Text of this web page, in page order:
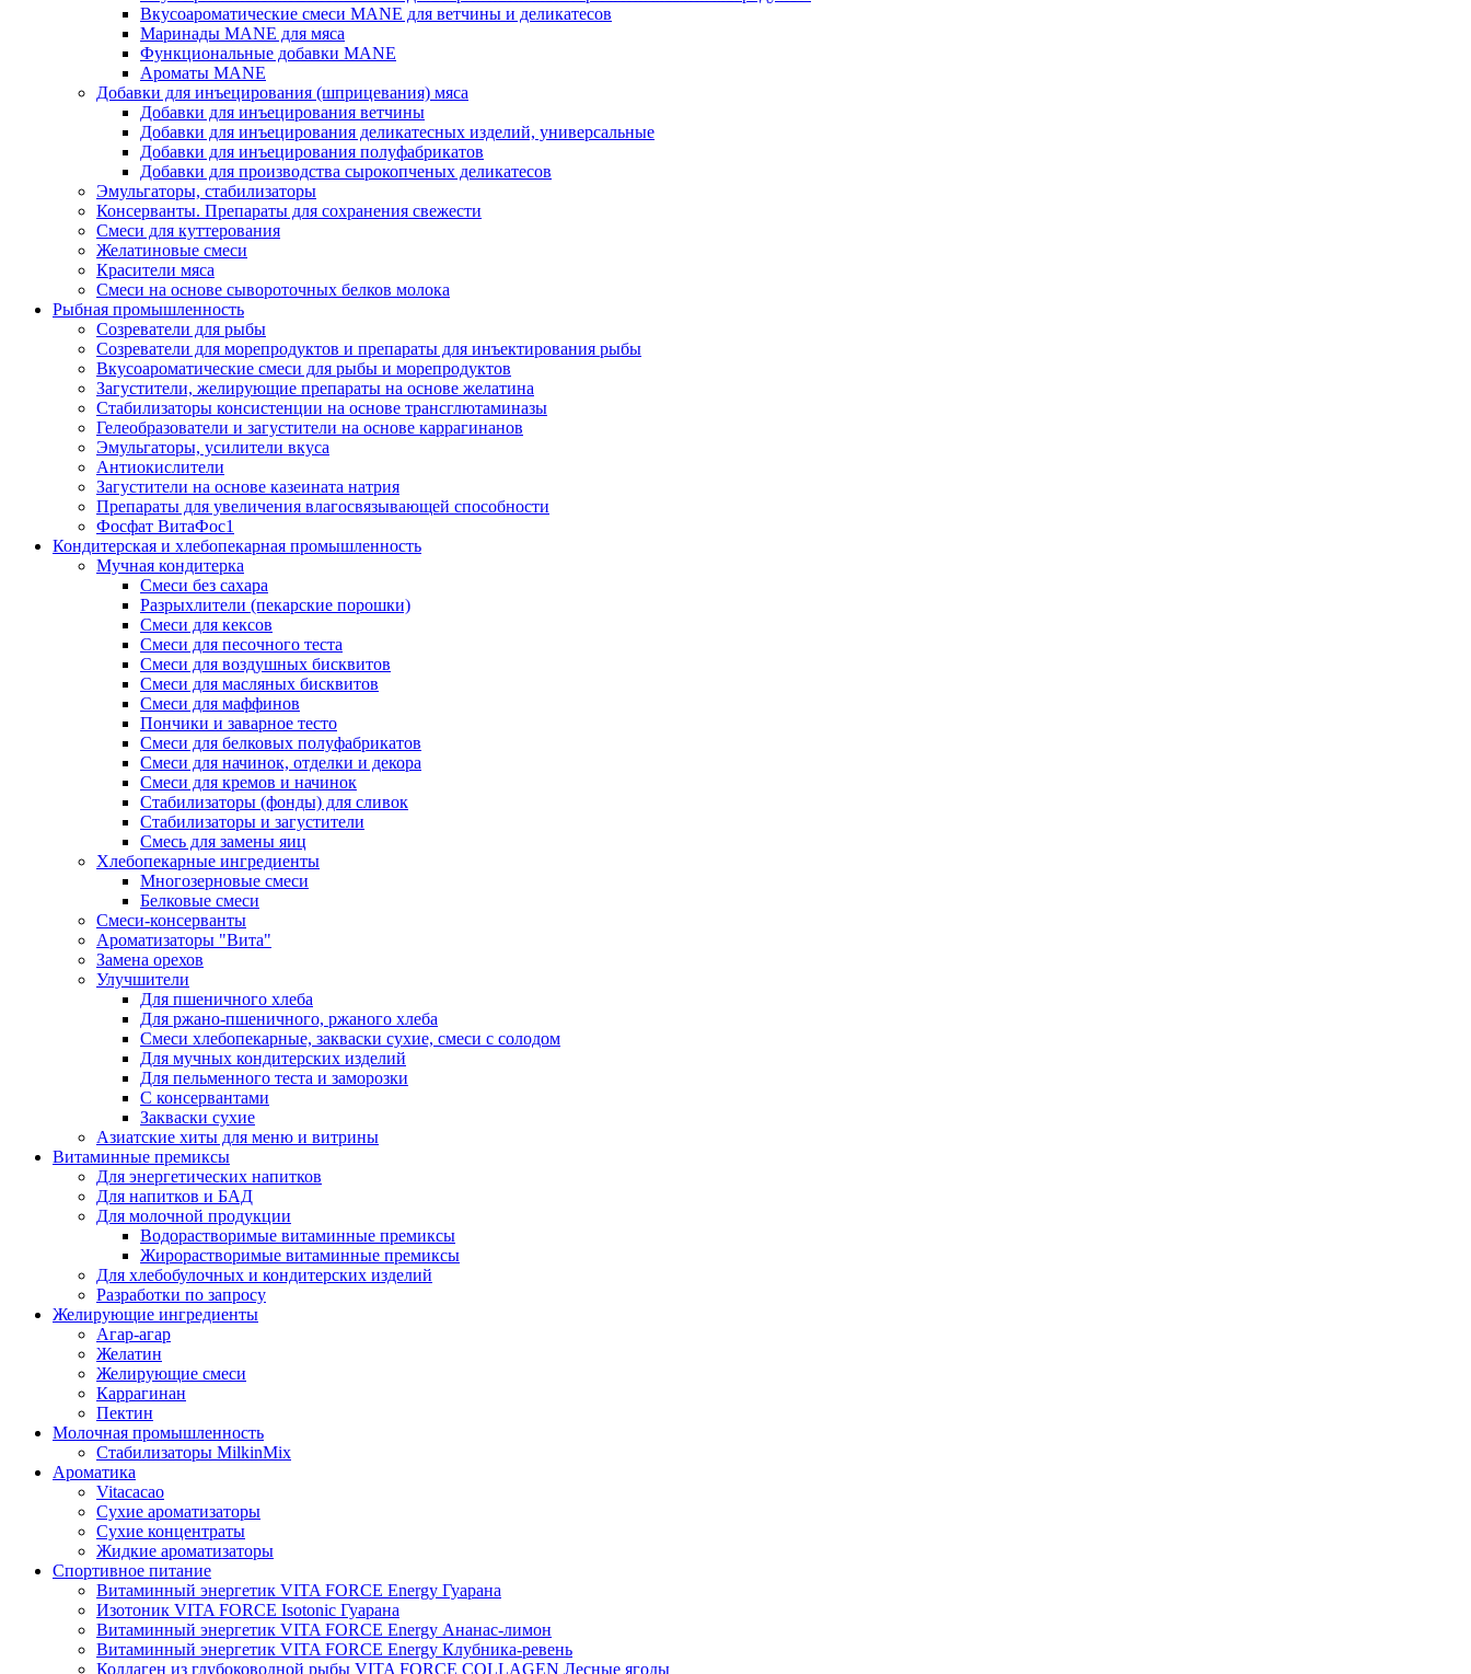
Вкусоароматические смеси MANE для ветчины и деликатесов
Маринады MANE для мяса
Функциональные добавки MANE
Ароматы MANE
Добавки для инъецирования (шприцевания) мяса
Добавки для инъецирования ветчины
Добавки для инъецирования деликатесных изделий, универсальные
Добавки для инъецирования полуфабрикатов
Добавки для производства сырокопченых деликатесов
Эмульгаторы, стабилизаторы
Консерванты. Препараты для сохранения свежести
Смеси для куттерования
Желатиновые смеси
Красители мяса
Смеси на основе сывороточных белков молока
Рыбная промышленность
Созреватели для рыбы
Созреватели для морепродуктов и препараты для инъектирования рыбы
Вкусоароматические смеси для рыбы и морепродуктов
Загустители, желирующие препараты на основе желатина
Стабилизаторы консистенции на основе трансглютаминазы
Гелеобразователи и загустители на основе каррагинанов
Эмульгаторы, усилители вкуса
Антиокислители
Загустители на основе казеината натрия
Препараты для увеличения влагосвязывающей способности
Фосфат ВитаФос1
Кондитерская и хлебопекарная промышленность
Мучная кондитерка
Смеси без сахара
Разрыхлители (пекарские порошки)
Смеси для кексов
Смеси для песочного теста
Смеси для воздушных бисквитов
Смеси для масляных бисквитов
Смеси для маффинов
Пончики и заварное тесто
Cмеси для белковых полуфабрикатов
Смеси для начинок, отделки и декора
Смеси для кремов и начинок
Стабилизаторы (фонды) для сливок
Стабилизаторы и загустители
Смесь для замены яиц
Хлебопекарные ингредиенты
Многозерновые смеси
Белковые смеси
Смеси-консерванты
Ароматизаторы "Вита"
Замена орехов
Улучшители
Для пшеничного хлеба
Для ржано-пшеничного, ржаного хлеба
Смеси хлебопекарные, закваски сухие, смеси с солодом
Для мучных кондитерских изделий
Для пельменного теста и заморозки
С консервантами
Закваски сухие
Азиатские хиты для меню и витрины
Витаминные премиксы
Для энергетических напитков
Для напитков и БАД
Для молочной продукции
Водорастворимые витаминные премиксы
Жирорастворимые витаминные премиксы
Для хлебобулочных и кондитерских изделий
Разработки по запросу
Желирующие ингредиенты
Агар-агар
Желатин
Желирующие смеси
Каррагинан
Пектин
Молочная промышленность
Стабилизаторы MilkinMix
Ароматика
Vitacacao
Сухие ароматизаторы
Сухие концентраты
Жидкие ароматизаторы
Спортивное питание
Витаминный энергетик VITA FORCE Energy Гуарана
Изотоник VITA FORCE Isotonic Гуарана
Витаминный энергетик VITA FORCE Energy Ананас-лимон
Витаминный энергетик VITA FORCE Energy Клубника-ревень
Коллаген из глубоководной рыбы VITA FORCE COLLAGEN Лесные ягоды